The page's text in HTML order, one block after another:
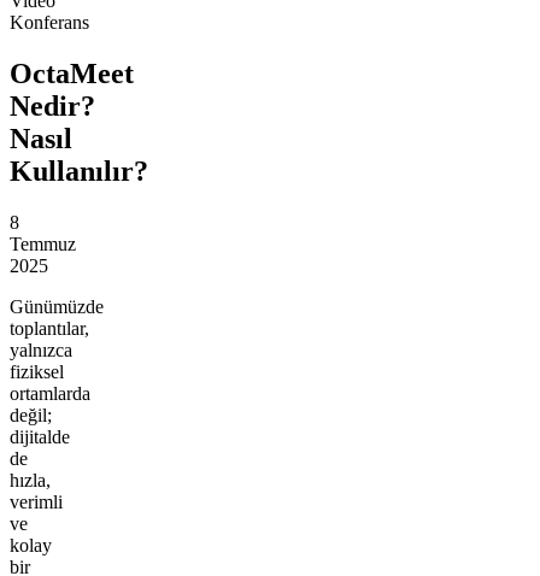
Konferans
OctaMeet
Nedir?
Nasıl
Kullanılır?
8
Temmuz
2025
Günümüzde
toplantılar,
yalnızca
fiziksel
ortamlarda
değil;
dijitalde
de
hızla,
verimli
ve
kolay
bir